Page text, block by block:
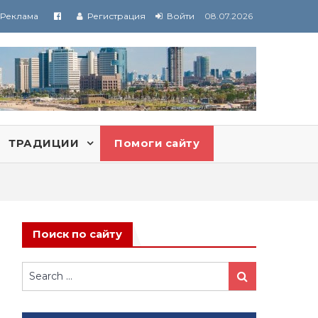
Реклама Регистрация Войти 08.07.2026
ТРАДИЦИИ Помоги сайту
Поиск по сайту
Search
for:
Search